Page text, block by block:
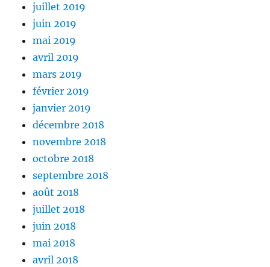
juillet 2019
juin 2019
mai 2019
avril 2019
mars 2019
février 2019
janvier 2019
décembre 2018
novembre 2018
octobre 2018
septembre 2018
août 2018
juillet 2018
juin 2018
mai 2018
avril 2018